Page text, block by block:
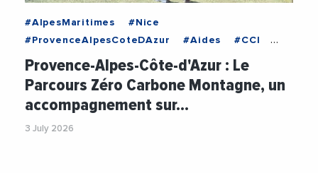
#AlpesMaritimes
#Nice
#ProvenceAlpesCoteDAzur
#Aides
#CCI
#CCIProvenceAlpesCoteDAzur
#Decarbonation
#Environnement
#Financement
#TransitionEcologique
#TransitionEnergetique
Provence-Alpes-Côte-d'Azur : Le
Parcours Zéro Carbone Montagne, un
accompagnement sur…
3 July 2026